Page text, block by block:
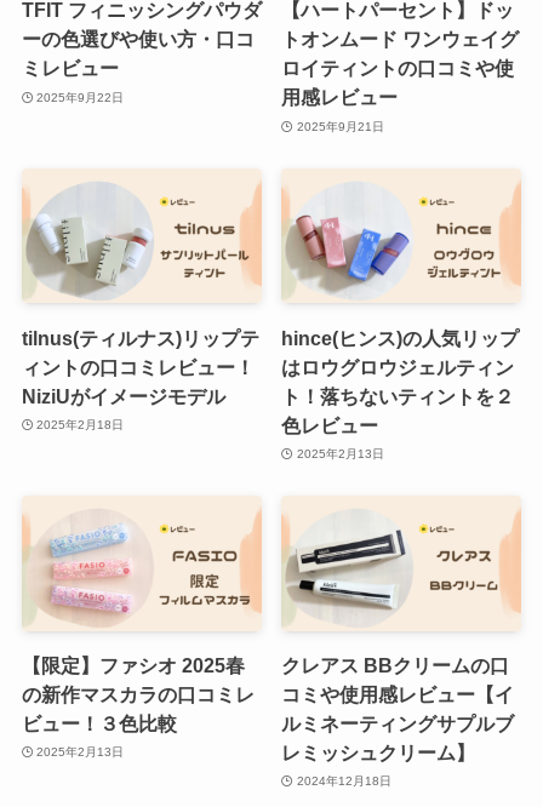
TFIT フィニッシングパウダ
ーの色選びや使い方・口コ
ミレビュー
2025年9月22日
【ハートパーセント】ドッ
トオンムード ワンウェイグ
ロイティントの口コミや使
用感レビュー
2025年9月21日
tilnus(ティルナス)リップテ
ィントの口コミレビュー！
NiziUがイメージモデル
2025年2月18日
hince(ヒンス)の人気リップ
はロウグロウジェルティン
ト！落ちないティントを２
色レビュー
2025年2月13日
【限定】ファシオ 2025春
の新作マスカラの口コミレ
ビュー！３色比較
2025年2月13日
クレアス BBクリームの口
コミや使用感レビュー【イ
ルミネーティングサプルブ
レミッシュクリーム】
2024年12月18日